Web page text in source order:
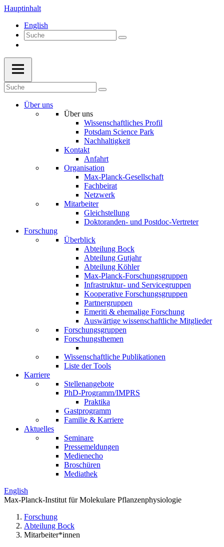
Hauptinhalt
English
Über uns
Über uns
Wissenschaftliches Profil
Potsdam Science Park
Nachhaltigkeit
Kontakt
Anfahrt
Organisation
Max-Planck-Gesellschaft
Fachbeirat
Netzwerk
Mitarbeiter
Gleichstellung
Doktoranden- und Postdoc-Vertreter
Forschung
Überblick
Abteilung Bock
Abteilung Gutjahr
Abteilung Köhler
Max-Planck-Forschungsgruppen
Infrastruktur- und Servicegruppen
Kooperative Forschungsgruppen
Partnergruppen
Emeriti & ehemalige Forschung
Auswärtige wissenschaftliche Mitglieder
Forschungsgruppen
Forschungsthemen
Wissenschaftliche Publikationen
Liste der Tools
Karriere
Stellenangebote
PhD-Programm/IMPRS
Praktika
Gastprogramm
Familie & Karriere
Aktuelles
Seminare
Pressemeldungen
Medienecho
Broschüren
Mediathek
English
Max-Planck-Institut für Molekulare Pflanzenphysiologie
Forschung
Abteilung Bock
Mitarbeiter*innen